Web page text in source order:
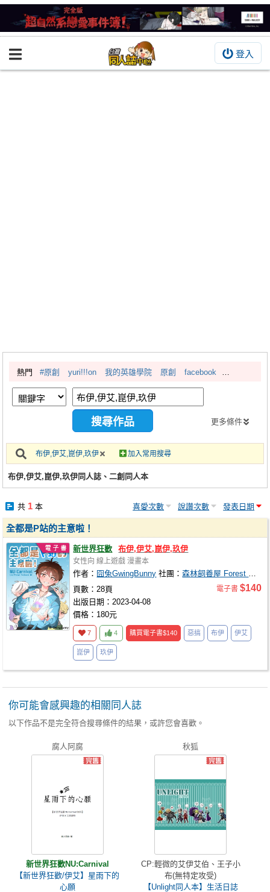
登入
BOOKY書集倉庫
繪圖藝廊
交流中心
攤位轉讓區
會員中心
註冊會員
熱門 #原創 yuri!!!on 我的英雄學院 原創 facebook
更多條件
布伊,伊艾,崑伊,玖伊 加入常用搜尋
布伊,伊艾,崑伊,玖伊同人誌、二創同人本
共 1本 喜愛次數 說讚次數 發表日期
全都是P站的主意啦！
新世界狂歡 布伊,伊艾,崑伊,玖伊
女性向 線上遊戲 漫畫本
作者： 囧兔GwingBunny 社團：森林飼養屋 Forest House
頁數：28頁
出版日期：2023-04-08
價格：180元
電子書 $140
7 4 購買電子書$140 惡搞 布伊 伊艾
崑伊 玖伊
你可能會感興趣的相關同人誌
以下作品不是完全符合搜尋條件的結果，或許您會喜歡。
腐人阿腐
新世界狂歡NU:Carnival
【新世界狂歡/伊艾】星雨下的
心願
秋狐
CP:輕微的艾伊艾伯、王子小
布(無特定攻受)
【Unlight同人本】生活日誌